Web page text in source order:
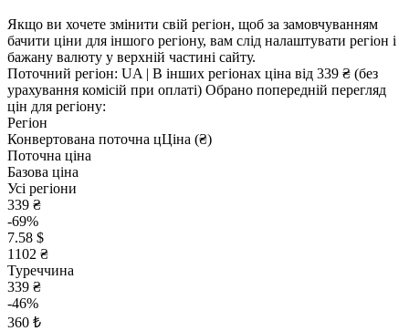
Якщо ви хочете змінити свій регіон, щоб за замовчуванням
бачити ціни для іншого регіону, вам слід налаштувати регіон і
бажану валюту у верхній частині сайту.
Поточний регіон: UA | В інших регіонах ціна від 339 ₴ (без
урахування комісій при оплаті) Обрано попередній перегляд
цін для регіону:
Регіон
Конвертована поточна цЦіна (₴)
Поточна ціна
Базова ціна
Усі регіони
339 ₴
-69%
7.58 $
1102 ₴
Туреччина
339 ₴
-46%
360 ₺